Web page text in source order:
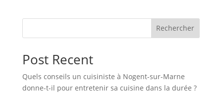
Rechercher
Post Recent
Quels conseils un cuisiniste à Nogent-sur-Marne
donne-t-il pour entretenir sa cuisine dans la durée ?